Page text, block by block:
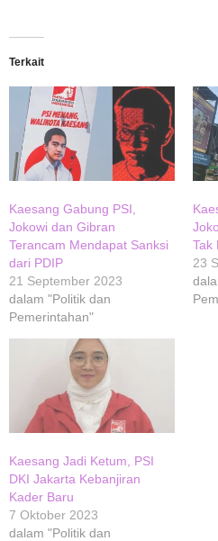
Terkait
Kaesang Gabung PSI,
Jokowi dan Gibran
Terancam Mendapat Sanksi
dari PDIP
21 September 2023
dalam "Politik dan
Pemerintahan"
Tak
23
Kaesang Jadi Ketum, PSI
DKI Jakarta Kebanjiran
Kader Baru
7 Oktober 2023
dalam "Politik dan